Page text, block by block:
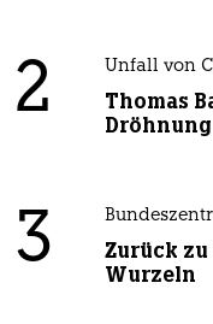
2 Unfall von
Thomas
Dröhnung
3
Zurück
Wurzeln